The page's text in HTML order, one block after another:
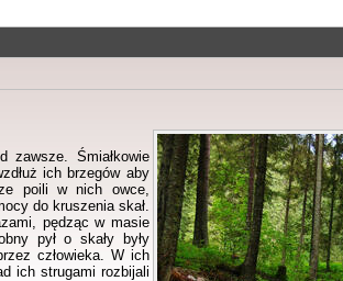
zawsze. Śmiałkowie
ich brzegów aby
poili w nich owce,
do kruszenia skał.
pędząc w masie
pył o skały były
człowieka. W ich
ich strugami rozbijali